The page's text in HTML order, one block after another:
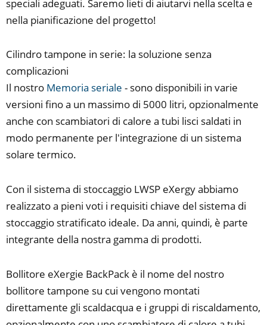
speciali adeguati. Saremo lieti di aiutarvi nella scelta e
nella pianificazione del progetto!
Cilindro tampone in serie: la soluzione senza
complicazioni
Il nostro Memoria seriale - sono disponibili in varie
versioni fino a un massimo di 5000 litri, opzionalmente
anche con scambiatori di calore a tubi lisci saldati in
modo permanente per l'integrazione di un sistema
solare termico.
Con il sistema di stoccaggio LWSP eXergy abbiamo
realizzato a pieni voti i requisiti chiave del sistema di
stoccaggio stratificato ideale. Da anni, quindi, è parte
integrante della nostra gamma di prodotti.
Bollitore eXergie BackPack è il nome del nostro
bollitore tampone su cui vengono montati
direttamente gli scaldacqua e i gruppi di riscaldamento,